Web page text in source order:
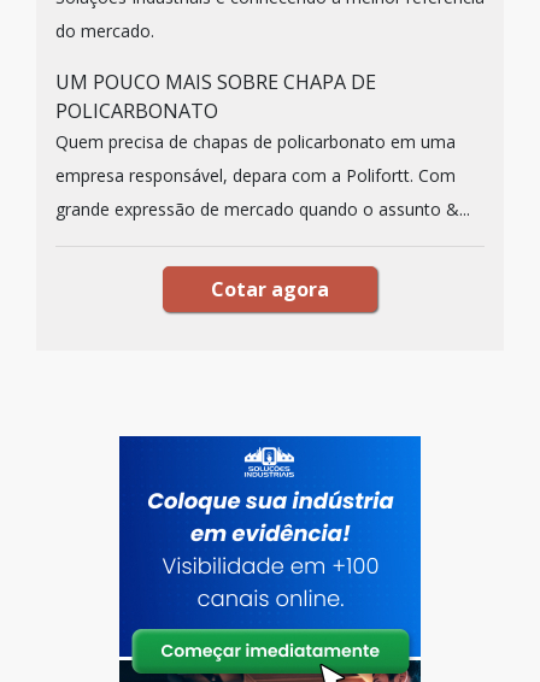
do mercado.
UM POUCO MAIS SOBRE CHAPA DE
POLICARBONATO
Quem precisa de chapas de policarbonato em uma
empresa responsável, depara com a Polifortt. Com
grande expressão de mercado quando o assunto &...
Cotar agora